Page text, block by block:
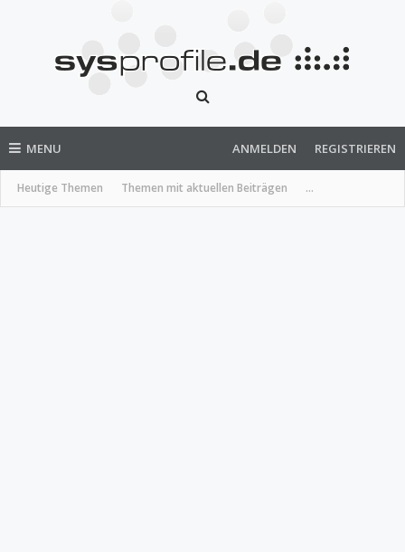
MENU
Heutige Themen Themen mit aktuellen Beiträgen ...
ANMELDEN REGISTRIEREN